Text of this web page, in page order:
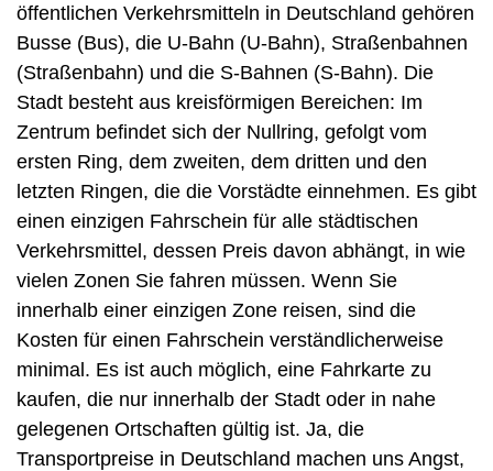
öffentlichen Verkehrsmitteln in Deutschland gehören
Busse (Bus), die U-Bahn (U-Bahn), Straßenbahnen
(Straßenbahn) und die S-Bahnen (S-Bahn). Die
Stadt besteht aus kreisförmigen Bereichen: Im
Zentrum befindet sich der Nullring, gefolgt vom
ersten Ring, dem zweiten, dem dritten und den
letzten Ringen, die die Vorstädte einnehmen. Es gibt
einen einzigen Fahrschein für alle städtischen
Verkehrsmittel, dessen Preis davon abhängt, in wie
vielen Zonen Sie fahren müssen. Wenn Sie
innerhalb einer einzigen Zone reisen, sind die
Kosten für einen Fahrschein verständlicherweise
minimal. Es ist auch möglich, eine Fahrkarte zu
kaufen, die nur innerhalb der Stadt oder in nahe
gelegenen Ortschaften gültig ist. Ja, die
Transportpreise in Deutschland machen uns Angst,